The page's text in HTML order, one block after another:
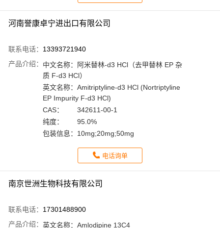
河南誉康卓宁进出口有限公司
联系电话： 13393721940
产品介绍： 中文名称：
阿米替林-d3 HCl（去甲替林 EP 杂
质 F-d3 HCl）
英文名称： Amitriptyline-d3 HCl (Nortriptyline
EP Impurity F-d3 HCl)
CAS：
342611-00-1
纯度：
95.0%
包装信息： 10mg;20mg;50mg
电话询单
南京世洲生物科技有限公司
联系电话： 17301488900
产品介绍： 英文名称： Amlodipine 13C4